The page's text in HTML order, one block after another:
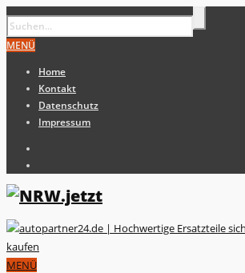
MENÜ
Home
Kontakt
Datenschutz
Impressum
MENÜ